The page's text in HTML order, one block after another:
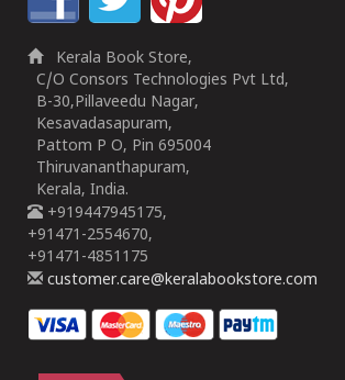
Kerala Book Store,
C/O Consors Technologies Pvt Ltd,
B-30,Pillaveedu Nagar,
Kesavadasapuram,
Pattom P O, Pin 695004
Thiruvananthapuram,
Kerala, India.
+919447945175,
+91471-2554670,
+91471-4851175
customer.care@keralabookstore.com